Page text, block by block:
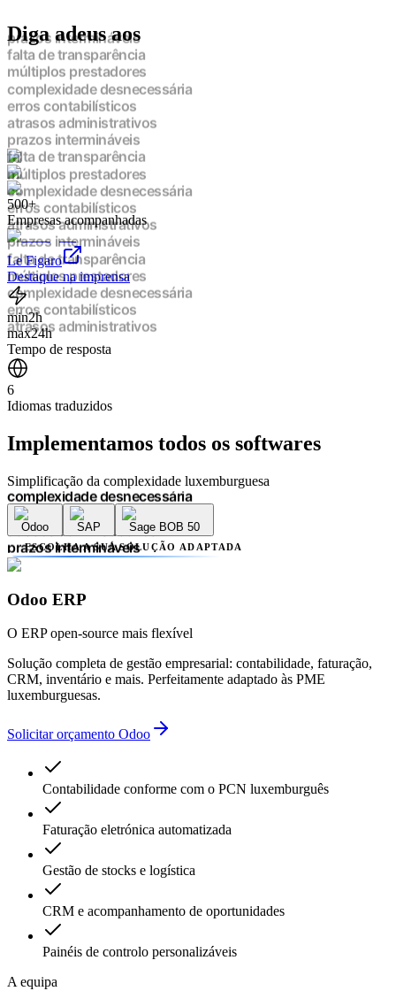
Diga adeus aos
prazos intermináveis
falta de transparência
múltiplos prestadores
complexidade desnecessária
erros contabilísticos
atrasos administrativos
prazos intermináveis
falta de transparência
múltiplos prestadores
complexidade desnecessária
erros contabilísticos
atrasos administrativos
prazos intermináveis
falta de transparência
múltiplos prestadores
complexidade desnecessária
erros contabilísticos
atrasos administrativos
prazos intermináveis
falta de transparência
múltiplos prestadores
complexidade desnecessária
atrasos administrativos
prazos intermináveis
múltiplos prestadores
complexidade desnecessária
erros contabilísticos
atrasos administrativos
prazos intermináveis
falta de transparência
complexidade desnecessária
atrasos administrativos
500+
Empresas acompanhadas
Le Figaro
Destaque na imprensa
min2h
max24h
Tempo de resposta
6
Idiomas traduzidos
Implementamos todos os softwares
Simplificação da complexidade luxemburguesa
Odoo SAP Sage BOB 50
ESCOLHA A SUA SOLUÇÃO ADAPTADA
Odoo ERP
O ERP open-source mais flexível
Solução completa de gestão empresarial: contabilidade, faturação,
CRM, inventário e mais. Perfeitamente adaptado às PME
luxemburguesas.
Solicitar orçamento Odoo
Contabilidade conforme com o PCN luxemburguês
Faturação eletrónica automatizada
Gestão de stocks e logística
CRM e acompanhamento de oportunidades
Painéis de controlo personalizáveis
A equipa